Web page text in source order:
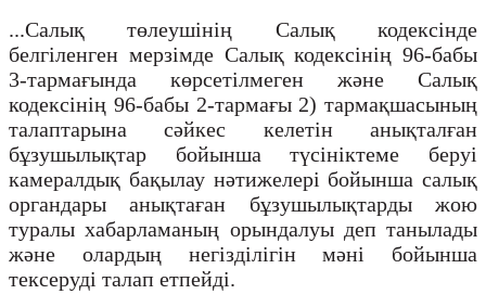
...Салық төлеушінің Салық кодексінде
белгіленген мерзімде Салық кодексінің 96-бабы
3-тармағында көрсетілмеген және Салық
кодексінің 96-бабы 2-тармағы 2) тармақшасының
талаптарына сәйкес келетін анықталған
бұзушылықтар бойынша түсініктеме беруі
камералдық бақылау нәтижелері бойынша салық
органдары анықтаған бұзушылықтарды жою
туралы хабарламаның орындалуы деп танылады
және олардың негізділігін мәні бойынша
тексеруді талап етпейді.